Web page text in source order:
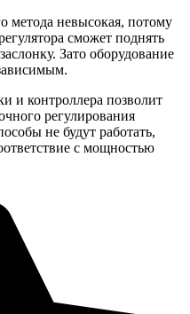
метода невысокая, потому
сможет поднять
Зато оборудование
и контроллера позволит
регулирования
не будут работать,
с мощностью